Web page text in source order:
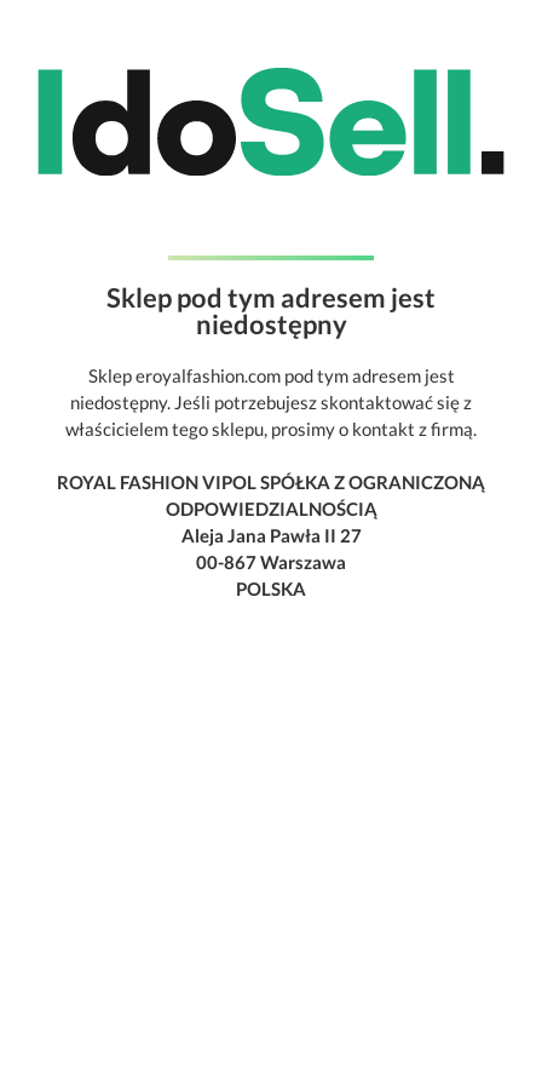
Sklep pod tym adresem jest
niedostępny
Sklep eroyalfashion.com pod tym adresem jest
niedostępny. Jeśli potrzebujesz skontaktować się z
właścicielem tego sklepu, prosimy o kontakt z firmą.
ROYAL FASHION VIPOL SPÓŁKA Z OGRANICZONĄ
ODPOWIEDZIALNOŚCIĄ
Aleja Jana Pawła II 27
00-867 Warszawa
POLSKA